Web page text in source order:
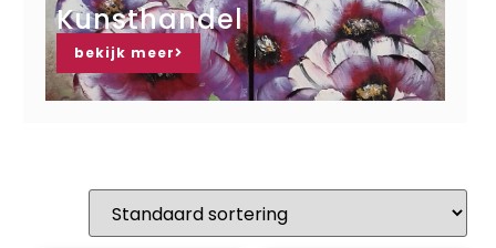
Kunsthandel
bekijk meer